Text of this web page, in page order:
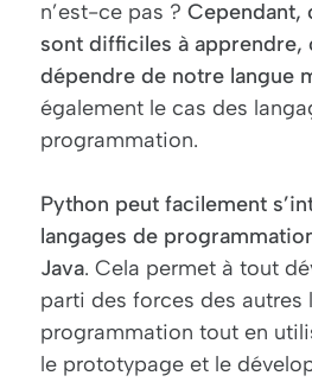
n’est-ce pas ? Cependant,
sont difficiles à apprendre,
dépendre de notre langue
également le cas des
programmation.
Python peut facilement
langages de
Java. Cela permet à tout
parti des forces des autres
programmation tout en
le prototypage et le